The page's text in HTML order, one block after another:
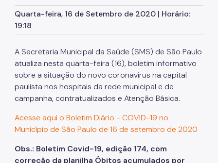
Quarta-feira, 16 de Setembro de 2020 | Horário:
19:18
A Secretaria Municipal da Saúde (SMS) de São Paulo
atualiza nesta quarta-feira (16), boletim informativo
sobre a situação do novo coronavírus na capital
paulista nos hospitais da rede municipal e de
campanha, contratualizados e Atenção Básica.
Acesse aqui o Boletim Diário - COVID-19 no
Município de São Paulo de 16 de setembro de 2020
Obs.: Boletim Covid-19, edição 174, com
correção da planilha Óbitos acumulados por